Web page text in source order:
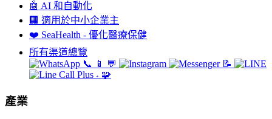
🤖 AI 和自動化
🏢 適用於中小企業主
❤️ SeaHealth - 優化醫療保健
所有渠道總覽
📞
📱 💬 📝
+ 🧩
產業